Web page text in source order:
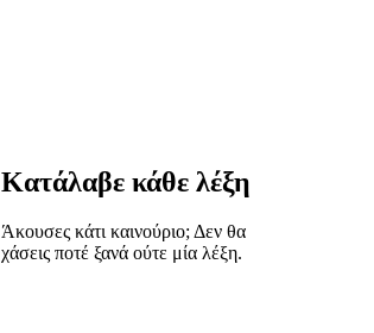
Κατάλαβε κάθε λέξη
Άκουσες κάτι καινούριο; Δεν θα
χάσεις ποτέ ξανά ούτε μία λέξη.